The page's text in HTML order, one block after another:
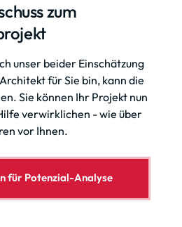
zum
unser beider Einschätzung
für Sie bin, kann die
Sie können Ihr Projekt nun
verwirklichen - wie über
vor Ihnen.
für Potenzial-Analyse